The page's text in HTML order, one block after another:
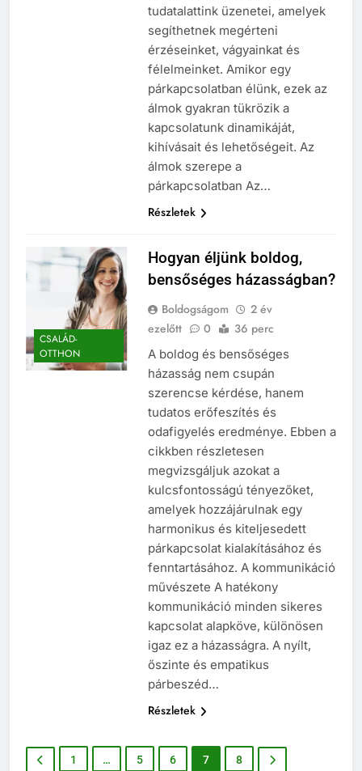
tudatalattink üzenetei, amelyek
segíthetnek megérteni
érzéseinket, vágyainkat és
félelmeinket. Amikor egy
párkapcsolatban élünk, ezek az
álmok gyakran tükrözik a
kapcsolatunk dinamikáját,
kihívásait és lehetőségeit. Az
álmok szerepe a
párkapcsolatban Az…
Részletek
CSALÁD-
OTTHON
Hogyan éljünk boldog,
bensőséges házasságban?
Boldogságom
2 év
ezelőtt
0 36 perc
A boldog és bensőséges
házasság nem csupán
szerencse kérdése, hanem
tudatos erőfeszítés és
odafigyelés eredménye. Ebben a
cikkben részletesen
megvizsgáljuk azokat a
kulcsfontosságú tényezőket,
amelyek hozzájárulnak egy
harmonikus és kiteljesedett
párkapcsolat kialakításához és
fenntartásához. A kommunikáció
művészete A hatékony
kommunikáció minden sikeres
kapcsolat alapköve, különösen
igaz ez a házasságra. A nyílt,
őszinte és empatikus
párbeszéd…
Részletek
1 … 5 6 7 8